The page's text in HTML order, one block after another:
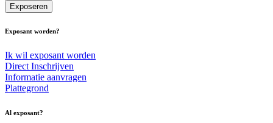
Exposeren
Exposant worden?
Ik wil exposant worden
Direct Inschrijven
Informatie aanvragen
Plattegrond
Al exposant?